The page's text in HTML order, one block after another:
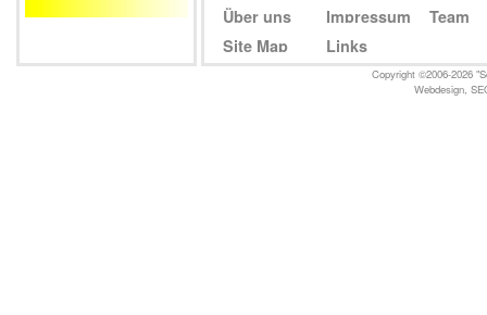
Über uns Impressum
Team
Site Map
Links
Copyright ©2006-2026
Webdesign,